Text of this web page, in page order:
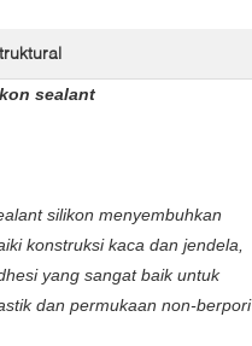
sealant
silikon menyembuhkan
konstruksi kaca dan jendela,
yang sangat baik untuk
dan permukaan non-berpori